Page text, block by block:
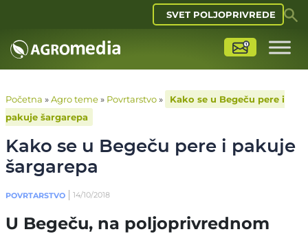
SVET POLJOPRIVREDE
Početna »Agro teme» Povrtarstvo»
Kako se u Begeču pere i
pakuje šargarepa
Kako se u Begeču pere i pakuje
šargarepa
POVRTARSTVO 14/10/2018
U Begeču, na poljoprivrednom